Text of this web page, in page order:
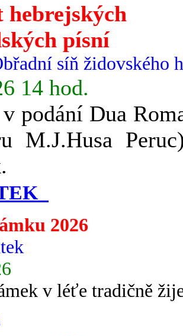
hebrejských
písní
síň židovského
14 hod.
podání Dua
M.J.Husa
2026
v léťe tradičně